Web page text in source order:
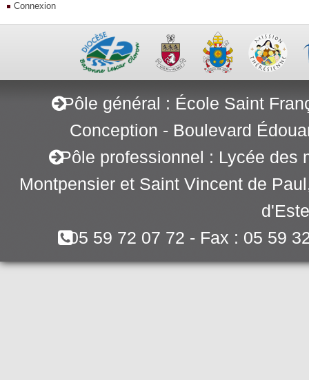
Connexion
Pôle général : École Saint
Conception - Boulevard
Pôle professionnel : Lycée des
Montpensier et Saint Vincent de
05 59 72 07 72 - Fax : 05 59